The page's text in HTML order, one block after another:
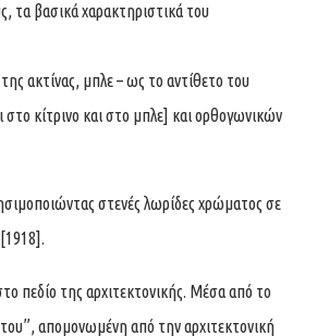
τα βασικά χαρακτηριστικά του
ακτίνας, μπλε – ως το αντίθετο του
στο κίτρινο και στο μπλε] και ορθογωνικών
στενές λωρίδες χρώματος σε
πεδίο της αρχιτεκτονικής. Μέσα από το
απομονωμένη από την αρχιτεκτονική